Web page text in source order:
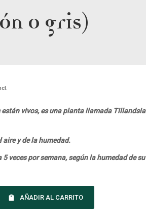
o gris)
están vivos, es una planta llamada Tillandsia
aire y de la humedad.
5 veces por semana, según la humedad de su
AÑADIR AL CARRITO